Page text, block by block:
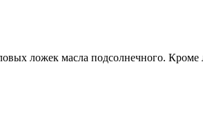
ложек масла подсолнечного.